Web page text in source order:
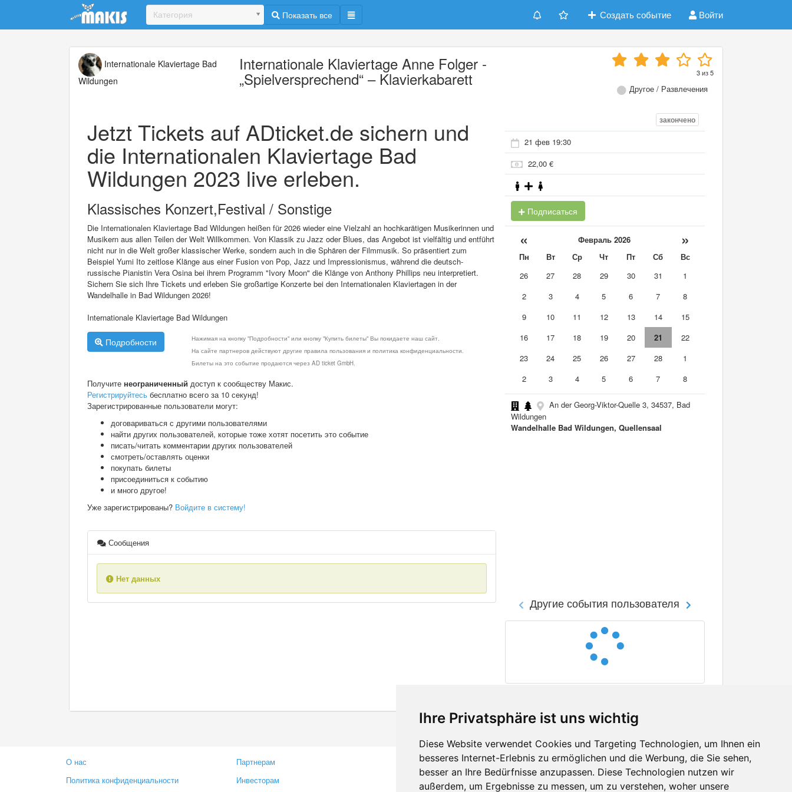
Ihre Privatsphäre ist uns wichtig
Diese Website verwendet Cookies und Targeting Technologien, um Ihnen ein
besseres Internet-Erlebnis zu ermöglichen und die Werbung, die Sie sehen,
besser an Ihre Bedürfnisse anzupassen. Diese Technologien nutzen wir
außerdem, um Ergebnisse zu messen, um zu verstehen, woher unsere
Update cookies preferences
Категория Показать все Создать событие Войти
Internationale Klaviertage Bad
Wildungen
Internationale Klaviertage Anne Folger -
„Spielversprechend“ – Klavierkabarett 3из5
Другое / Развлечения
Jetzt Tickets auf ADticket.de sichern und
die Internationalen Klaviertage Bad
Wildungen 2023 live erleben.
Klassisches Konzert,Festival / Sonstige
Die Internationalen Klaviertage Bad Wildungen heißen für 2026 wieder eine Vielzahl an hochkarätigen Musikerinnen und
Musikern aus allen Teilen der Welt Willkommen. Von Klassik zu Jazz oder Blues, das Angebot ist vielfältig und entführt
nicht nur in die Welt großer klassischer Werke, sondern auch in die Sphären der Filmmusik. So präsentiert zum
Beispiel Yumi Ito zeitlose Klänge aus einer Fusion von Pop, Jazz und Impressionismus, während die deutsch-
russische Pianistin Vera Osina bei ihrem Programm "Ivory Moon" die Klänge von Anthony Phillips neu interpretiert.
Sichern Sie sich Ihre Tickets und erleben Sie großartige Konzerte bei den Internationalen Klaviertagen in der
Wandelhalle in Bad Wildungen 2026!
Internationale Klaviertage Bad Wildungen
Подробности
Нажимая на кнопку "Подробности" или кнопку "Купить билеты" Вы покидаете наш сайт.
На сайте партнеров действуют другие правила пользования и политика конфиденциальности.
Билеты на это событие продаются через AD ticket GmbH.
Получите неограниченный доступ к сообществу Макис.
Регистрируйтесь бесплатно всего за 10 секунд!
Зарегистрированные пользователи могут:
договариваться с другими пользователями
найти других пользователей, которые тоже хотят посетить это событие
писать/читать комментарии других пользователей
смотреть/оставлять оценки
покупать билеты
присоединиться к событию
и много другое!
Уже зарегистрированы? Войдите в систему!
Сообщения
Нет данных
закончено
21 фев 19:30
22,00 €
Подписаться
« Февраль 2026 »
Пн Вт Ср Чт Пт Сб
Вс
26
27 28 29 30 31
1
2
3 4 5 6 7
8
9
10 11 12 13 14
15
16
17 18 19 20 21
22
23
24 25 26 27 28
1
2
3 4 5 6 7 8
An der Georg-Viktor-Quelle 3, 34537, Bad
Wildungen
Wandelhalle Bad Wildungen, Quellensaal
Другие события пользователя
О нас
Политика конфиденциальности
Партнерам
Инвесторам
Контакты
Оставить отзыв
Facebook
Twitter